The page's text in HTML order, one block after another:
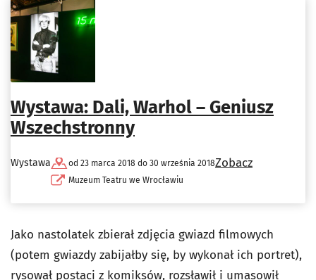
Wystawa: Dali, Warhol – Geniusz
Wszechstronny
Wystawa
od 23 marca 2018 do 30 września 2018
Muzeum Teatru we Wrocławiu
Zobacz
Jako nastolatek zbierał zdjęcia gwiazd filmowych
(potem gwiazdy zabijałby się, by wykonał ich portret),
rysował postaci z komiksów, rozsławił i umasowił